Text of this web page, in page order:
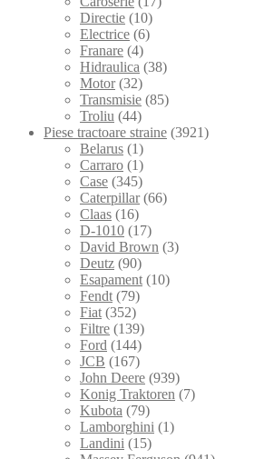
Directie (10)
Electrice (6)
Franare (4)
Hidraulica (38)
Motor (32)
Transmisie (85)
Troliu (44)
Piese tractoare straine (3921)
Belarus (1)
Carraro (1)
Case (345)
Caterpillar (66)
Claas (16)
D-1010 (17)
David Brown (3)
Deutz (90)
Esapament (10)
Fendt (79)
Fiat (352)
Filtre (139)
Ford (144)
JCB (167)
John Deere (939)
Konig Traktoren (7)
Kubota (79)
Lamborghini (1)
Landini (15)